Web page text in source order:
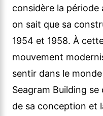
considère la période
on sait que sa
1954 et 1958. À
mouvement
sentir dans le
Seagram Building se
de sa conception et